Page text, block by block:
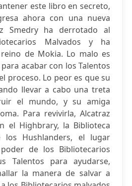
este libro en secreto,
ahora con una nueva
Smedry ha derrotado al
Malvados y ha
de Mokia. Lo malo es
acabar con los Talentos
proceso. Lo peor es que su
llevar a cabo una treta
el mundo, y su amiga
Para revivirla, Alcatraz
el Highbrary, la Biblioteca
los Hushlanders, el lugar
de los Bibliotecarios
Talentos para ayudarse,
la manera de salvar a